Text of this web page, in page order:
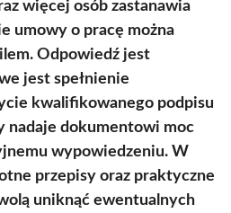
więcej osób zastanawia
umowy o pracę można
Odpowiedź jest
jest spełnienie
kwalifikowanego podpisu
nadaje dokumentowi moc
wypowiedzeniu. W
przepisy oraz praktyczne
uniknąć ewentualnych